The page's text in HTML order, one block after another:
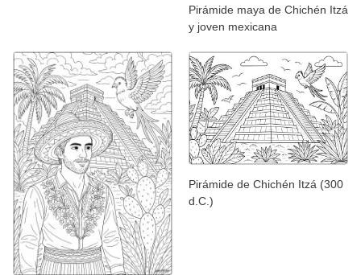
Pirámide maya de Chichén Itzá
y joven mexicana
Pirámide de Chichén Itzá (300
d.C.)